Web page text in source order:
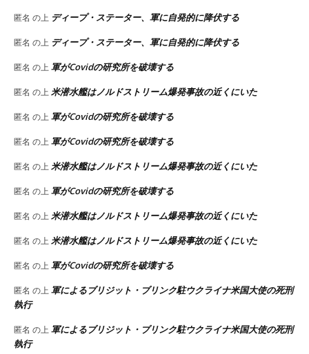
匿名 の上 ディープ・ステーター、軍に自発的に降伏する
匿名 の上 ディープ・ステーター、軍に自発的に降伏する
匿名 の上軍がCovidの研究所を破壊する
匿名 の上米潜水艦はノルドストリーム爆発事故の近くにいた
匿名 の上軍がCovidの研究所を破壊する
匿名 の上軍がCovidの研究所を破壊する
匿名 の上米潜水艦はノルドストリーム爆発事故の近くにいた
匿名 の上軍がCovidの研究所を破壊する
匿名 の上米潜水艦はノルドストリーム爆発事故の近くにいた
匿名 の上米潜水艦はノルドストリーム爆発事故の近くにいた
匿名 の上軍がCovidの研究所を破壊する
匿名 の上軍によるブリジット・ブリンク駐ウクライナ米国大使の死刑
執行
匿名 の上軍によるブリジット・ブリンク駐ウクライナ米国大使の死刑
執行